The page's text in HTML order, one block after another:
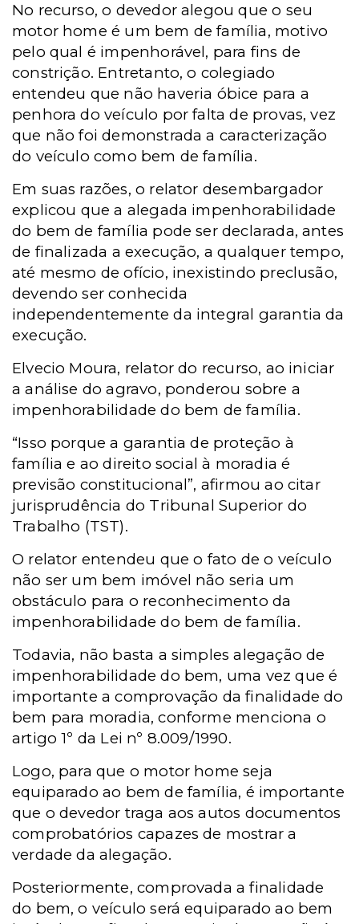
No recurso, o devedor alegou que o seu
motor home é um bem de família, motivo
pelo qual é impenhorável, para fins de
constrição. Entretanto, o colegiado
entendeu que não haveria óbice para a
penhora do veículo por falta de provas, vez
que não foi demonstrada a caracterização
do veículo como bem de família.
Em suas razões, o relator desembargador
explicou que a alegada impenhorabilidade
do bem de família pode ser declarada, antes
de finalizada a execução, a qualquer tempo,
até mesmo de ofício, inexistindo preclusão,
devendo ser conhecida
independentemente da integral garantia da
execução.
Elvecio Moura, relator do recurso, ao iniciar
a análise do agravo, ponderou sobre a
impenhorabilidade do bem de família.
“Isso porque a garantia de proteção à
família e ao direito social à moradia é
previsão constitucional”, afirmou ao citar
jurisprudência do Tribunal Superior do
Trabalho (TST).
O relator entendeu que o fato de o veículo
não ser um bem imóvel não seria um
obstáculo para o reconhecimento da
impenhorabilidade do bem de família.
Todavia, não basta a simples alegação de
impenhorabilidade do bem, uma vez que é
importante a comprovação da finalidade do
bem para moradia, conforme menciona o
artigo 1º da Lei nº 8.009/1990.
Logo, para que o motor home seja
equiparado ao bem de família, é importante
que o devedor traga aos autos documentos
comprobatórios capazes de mostrar a
verdade da alegação.
Posteriormente, comprovada a finalidade
do bem, o veículo será equiparado ao bem